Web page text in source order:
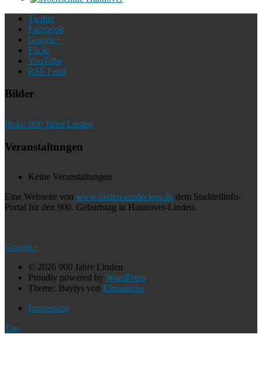
Twitter
Facebook
Google+
Flickr
YouTube
RSS Feed
Bilder
flickr: 900 Jahre Linden
Veranstaltungen
Keine Veranstaltungen
Eine Webseite von www.linden-entdecken.de dem Stadtteilinfo-
Portal für den 900. Geburtstag in Hannover-Linden.
Google+
© 2026 900 Jahre Linden
Proudly powered by WordPress
Theme: Baylys von Elmastudio
Impressum
Top